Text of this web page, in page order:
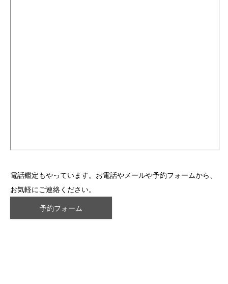
電話鑑定もやっています。お電話やメールや予約フォームから、
お気軽にご連絡ください。
予約フォーム